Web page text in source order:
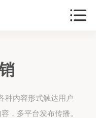
种内容形式触达用户
，多平台发布传播。